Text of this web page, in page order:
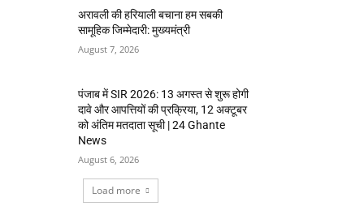
अरावली की हरियाली बचाना हम सबकी
सामूहिक जिम्मेदारी: मुख्यमंत्री
August 7, 2026
पंजाब में SIR 2026: 13 अगस्त से शुरू होगी
दावे और आपत्तियों की प्रक्रिया, 12 अक्टूबर
को अंतिम मतदाता सूची | 24 Ghante
News
August 6, 2026
Load more